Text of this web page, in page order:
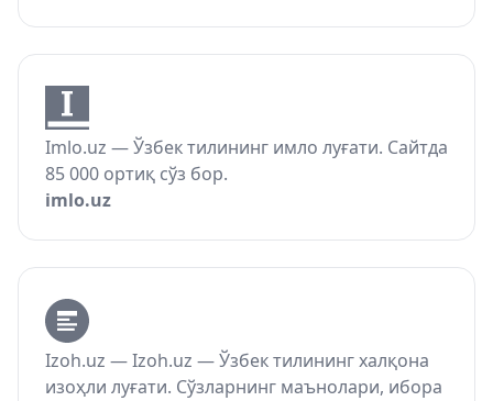
Imlo.uz — Ўзбек тилининг имло луғати. Сайтда
85 000 ортиқ сўз бор.
imlo.uz
Izoh.uz — Izoh.uz — Ўзбек тилининг халқона
изоҳли луғати. Сўзларнинг маънолари, ибора